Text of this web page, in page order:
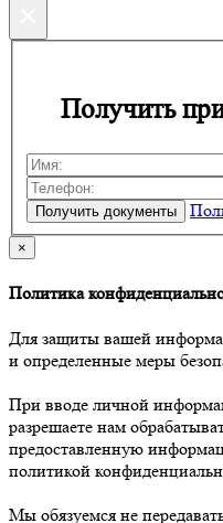
Получить
×
Политика
Для защиты вашей
и определенные меры
При вводе личной
разрешаете нам
предоставленную
политикой
Мы обязуемся не